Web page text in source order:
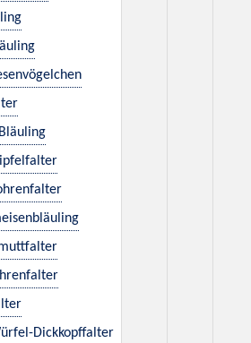
Dickkopffalter